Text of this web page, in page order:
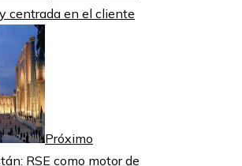
centrada en el cliente
Próximo
RSE como motor de